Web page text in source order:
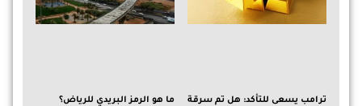
ترامب يسعى للتأكد: هل تم سرقة
ما هو الرمز البريدي للرياض؟